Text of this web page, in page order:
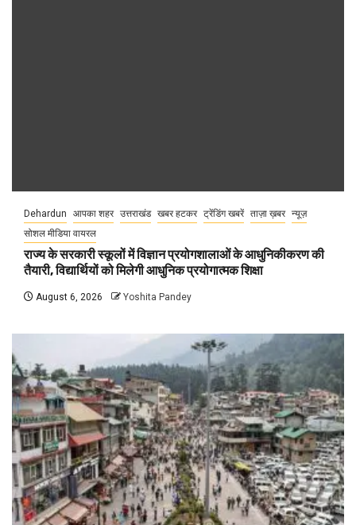
Dehardun आपका शहर उत्तराखंड खबर हटकर ट्रेंडिंग खबरें ताज़ा ख़बर न्यूज़
सोशल मीडिया वायरल
राज्य के सरकारी स्कूलों में विज्ञान प्रयोगशालाओं के आधुनिकीकरण की
तैयारी, विद्यार्थियों को मिलेगी आधुनिक प्रयोगात्मक शिक्षा
August 6, 2026 Yoshita Pandey